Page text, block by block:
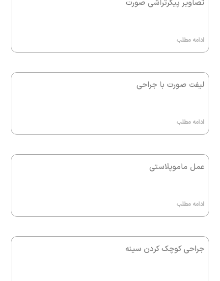
تصاویر پیکرتراشی صورت
ادامه مطلب
لیفت صورت با جراحی
ادامه مطلب
عمل ماموپلاستی
ادامه مطلب
جراحی کوچک کردن سینه